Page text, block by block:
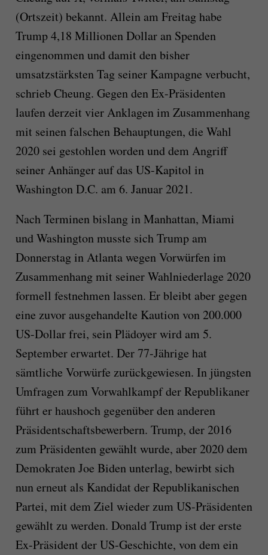
(Ortszeit) bekannt. Allein am Freitag habe
Trump 4,18 Millionen Dollar an Spenden
eingenommen und damit den bisher
umsatzstärksten Tag seiner Kampagne verbucht,
schrieb Cheung. Gegen den Ex-Präsidenten
laufen derzeit vier Anklagen im Zusammenhang
mit seinen falschen Behauptungen, die Wahl
2020 sei gestohlen worden und dem Angriff
seiner Anhänger auf das US-Kapitol in
Washington D.C. am 6. Januar 2021.
Nach Terminen bislang in Manhattan, Miami
und Washington musste sich Trump am
Donnerstag in Atlanta wegen Vorwürfen im
Zusammenhang mit seiner Wahlniederlage 2020
formell festnehmen lassen. Er bleibt aber gegen
eine zuvor ausgehandelte Kaution von 200.000
US-Dollar frei, sein Plädoyer wird am 5.
September erwartet. Der 77-Jährige hat
sämtliche Vorwürfe zurückgewiesen. In jüngsten
Umfragen zum Vorwahlkampf der Republikaner
führt er haushoch gegenüber den anderen
Präsidentschaftsbewerbern. Trump, der 2016
zum Präsidenten gewählt wurde, aber 2020 dem
Demokraten Joe Biden unterlag, bewirbt sich
nun erneut als Kandidat der Republikanischen
Partei, mit dem Ziel wieder zum US-Präsidenten
gewählt zu werden. Donald Trump ist der erste
Ex-Präsident der US-Geschichte, von dem ein